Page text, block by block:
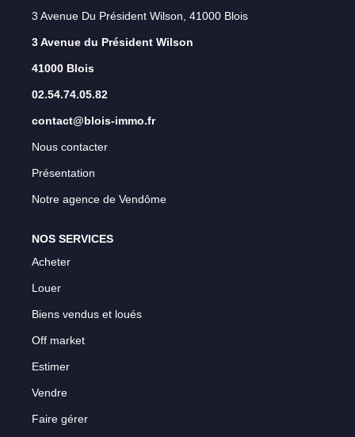
3 Avenue Du Président Wilson, 41000 Blois
3 Avenue du Président Wilson
41000 Blois
02.54.74.05.82
contact@blois-immo.fr
Nous contacter
Présentation
Notre agence de Vendôme
NOS SERVICES
Acheter
Louer
Biens vendus et loués
Off market
Estimer
Vendre
Faire gérer